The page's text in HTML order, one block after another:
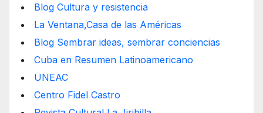
Blog Cultura y resistencia
La Ventana,Casa de las Américas
Blog Sembrar ideas, sembrar conciencias
Cuba en Resumen Latinoamericano
UNEAC
Centro Fidel Castro